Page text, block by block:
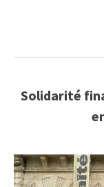
Solidarité